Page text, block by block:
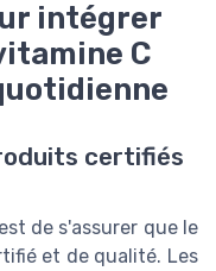
intégrer
C
certifiés
de s'assurer que le
et de qualité. Les